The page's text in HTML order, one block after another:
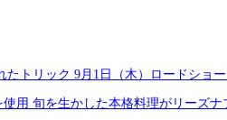
たトリック 9月1日（木）ロードショ
用 旬を生かした本格料理がリーズナ